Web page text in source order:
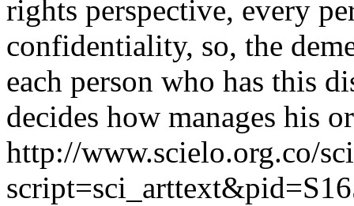
rights perspective, every
confidentiality, so, the
each person who has this
decides how manages his
http://www.scielo.org.co/